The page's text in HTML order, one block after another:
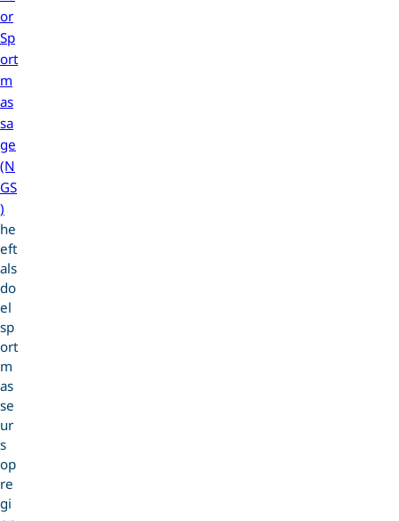
or
Sp
ort
m
as
sa
ge
(N
GS
)
he
eft
als
do
el
sp
ort
m
as
se
ur
s
op
re
gi